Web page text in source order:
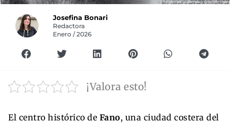
Josefina Bonari
Redactora
Enero / 2026
¡Valora esto!
El centro histórico de Fano, una ciudad costera del